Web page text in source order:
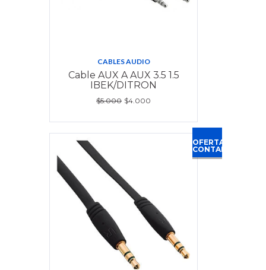
CABLES AUDIO
Cable AUX A AUX 3.5 1.5
IBEK/DITRON
$5.000 $4.000
OFERTA
CONTADO